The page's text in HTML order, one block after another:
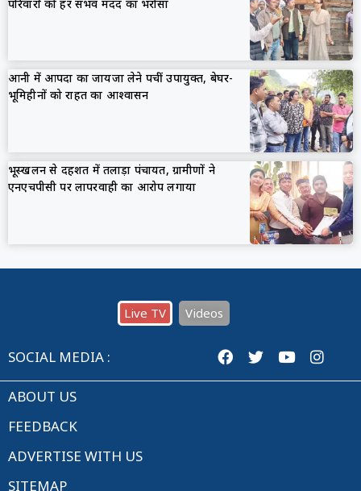
परिवारों को हर संभव मदद का भरोसा
आनी में आपदा का जायजा लेने पहुंचीं उपायुक्त, बेघर-
भूमिहीनों को राहत का आश्वासन
भूस्खलन से दहशत में तलाड़ा पंचायत, ग्रामीणों ने
एनएचपीसी पर लापरवाही का आरोप लगाया
Live TV Videos
SOCIAL MEDIA :
ABOUT US
FEEDBACK
ADVERTISE WITH US
SITEMAP